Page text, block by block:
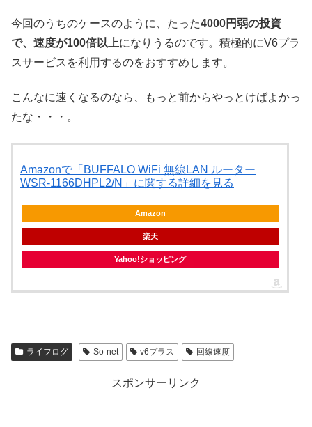
今回のうちのケースのように、たった4000円弱の投資
で、速度が100倍以上になりうるのです。積極的にV6プラ
スサービスを利用するのをおすすめします。
こんなに速くなるのなら、もっと前からやっとけばよかっ
たな・・・。
Amazonで「BUFFALO WiFi 無線LAN ルーター
WSR-1166DHPL2/N」に関する詳細を見る
Amazon
楽天
Yahoo!ショッピング
ライフログ So-net v6プラス 回線速度
スポンサーリンク